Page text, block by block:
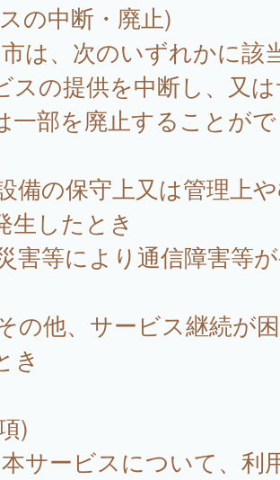
の中断・廃止)
は、次のいずれかに該
スの提供を中断し、又
一部を廃止することが
の保守上又は管理上
生したとき
等により通信障害等
他、サービス継続が
き
)
サービスについて、利